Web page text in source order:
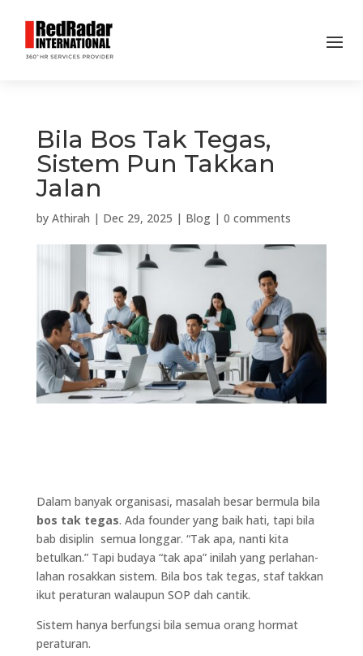
Bila Bos Tak Tegas,
Sistem Pun Takkan
Jalan
by Athirah | Dec 29, 2025 | Blog| 0 comments
Dalam banyak organisasi, masalah besar bermula bila
bos tak tegas. Ada founder yang baik hati, tapi bila
bab disiplin semua longgar. “Tak apa, nanti kita
betulkan.” Tapi budaya “tak apa” inilah yang perlahan-
lahan rosakkan sistem. Bila bos tak tegas, staf takkan
ikut peraturan walaupun SOP dah cantik.
Sistem hanya berfungsi bila semua orang hormat
peraturan.